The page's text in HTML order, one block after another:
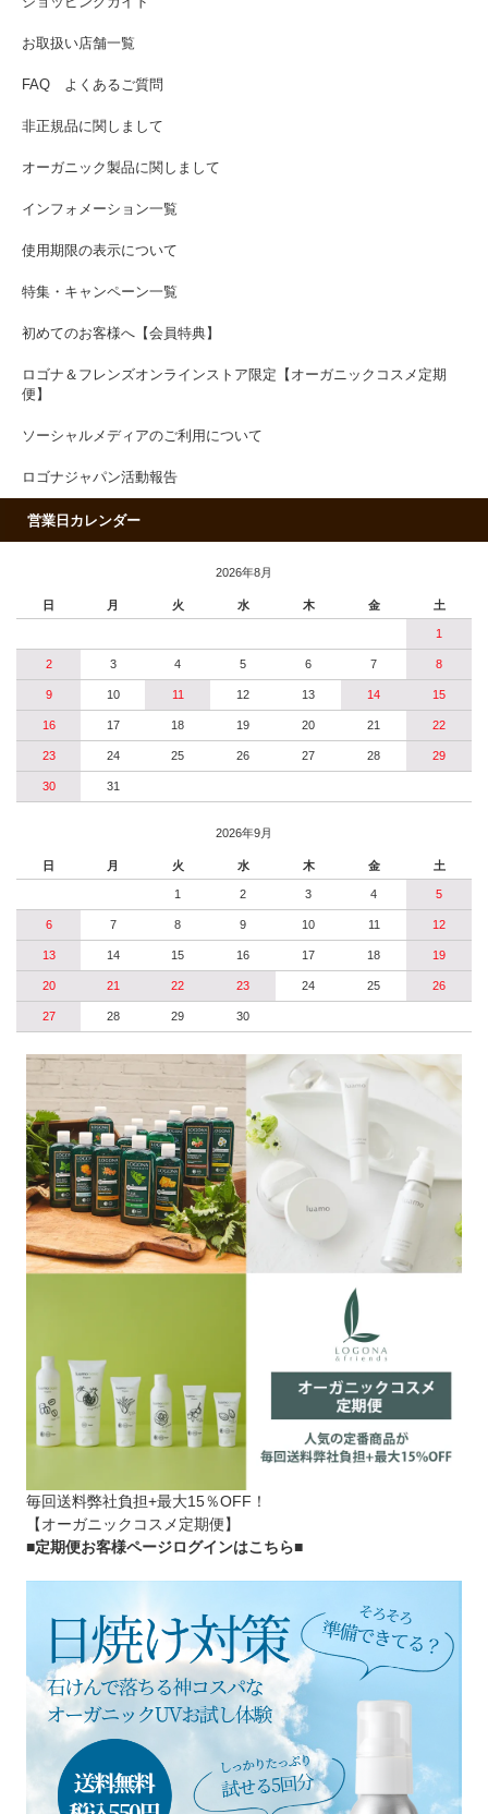
お取扱い店舗一覧
FAQ よくあるご質問
非正規品に関しまして
オーガニック製品に関しまして
インフォメーション一覧
使用期限の表示について
特集・キャンペーン一覧
初めてのお客様へ【会員特典】
ロゴナ＆フレンズオンラインストア限定【オーガニックコスメ定期
便】
ソーシャルメディアのご利用について
ロゴナジャパン活動報告
営業日カレンダー
2026年8月
日 月 火 水 木 金 土
1
2 3 4 5 6 7 8
9 10 11 12 13 14 15
16 17 18 19 20 21 22
23 24 25 26 27 28 29
30 31
2026年9月
日 月 火 水 木 金 土
1 2 3 4 5
6 7 8 9 10 11 12
13 14 15 16 17 18 19
20 21 22 23 24 25 26
27 28 29 30
毎回送料弊社負担+最大15％OFF！
【オーガニックコスメ定期便】
■定期便お客様ページログインはこちら■